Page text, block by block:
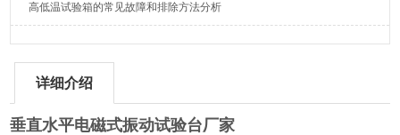
高低温试验箱的常见故障和排除方法分析
详细介绍
垂直水平电磁式振动试验台厂家